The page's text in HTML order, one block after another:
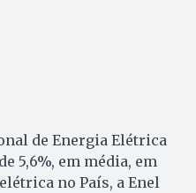
de Energia Elétrica
5,6%, em média, em
no País, a Enel